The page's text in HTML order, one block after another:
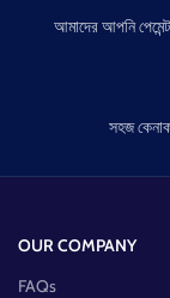
আমাদের আপনি
সহজ
OUR COMPANY
FAQs